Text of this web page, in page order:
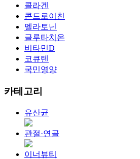
콜라겐
콘드로이친
멜라토닌
글루타치온
비타민D
코큐텐
국민영양
카테고리
유산균
관절·연골
이너뷰티